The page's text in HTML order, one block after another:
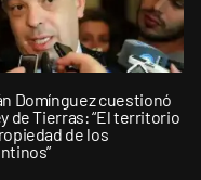
Domínguez cuestionó
de Tierras: “El territorio
de los